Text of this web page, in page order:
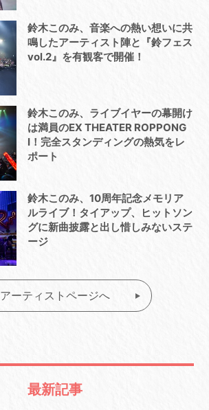
鈴木このみ、音楽への熱い想いに共
鳴したアーティスト陣と『鈴フェス
vol.2』を有観客で開催！
鈴木このみ、ライブイヤーの幕開け
は満員のEX THEATER ROPPONG
I！完全スタンディングの熱気をレ
ポート
鈴木このみ、10周年記念メモリア
ルライブ！タイアップ、ヒットソン
グに新曲披露と出し惜しみないステ
ージ
アーティストページへ
最新記事